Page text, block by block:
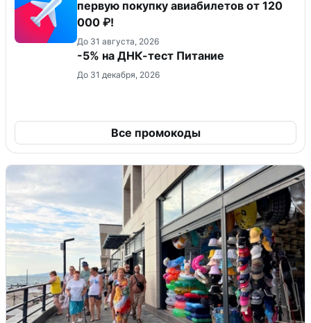
первую покупку авиабилетов от 120
000 ₽!
До 31 августа, 2026
-5% на ДНК-тест Питание
До 31 декабря, 2026
Все промокоды